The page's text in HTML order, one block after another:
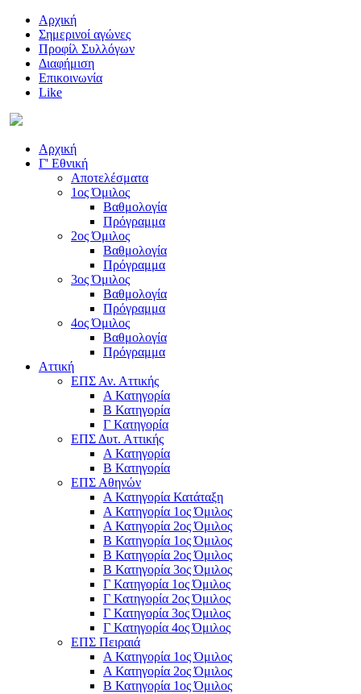
Αρχική
Σημερινοί αγώνες
Προφίλ Συλλόγων
Διαφήμιση
Επικοινωνία
Like
Αρχική
Γ' Εθνική
Αποτελέσματα
1ος Όμιλος
Βαθμολογία
Πρόγραμμα
2ος Όμιλος
Βαθμολογία
Πρόγραμμα
3ος Όμιλος
Βαθμολογία
Πρόγραμμα
4ος Όμιλος
Βαθμολογία
Πρόγραμμα
Αττική
ΕΠΣ Αν. Αττικής
Α Κατηγορία
Β Κατηγορία
Γ Κατηγορία
ΕΠΣ Δυτ. Αττικής
Α Κατηγορία
Β Κατηγορία
ΕΠΣ Αθηνών
Α Κατηγορία Κατάταξη
Α Κατηγορία 1ος Όμιλος
Α Κατηγορία 2ος Όμιλος
Β Κατηγορία 1ος Όμιλος
Β Κατηγορία 2ος Όμιλος
Β Κατηγορία 3ος Όμιλος
Γ Κατηγορία 1ος Όμιλος
Γ Κατηγορία 2ος Όμιλος
Γ Κατηγορία 3ος Όμιλος
Γ Κατηγορία 4ος Όμιλος
ΕΠΣ Πειραιά
Α Κατηγορία 1ος Όμιλος
Α Κατηγορία 2ος Όμιλος
Β Κατηγορία 1ος Όμιλος